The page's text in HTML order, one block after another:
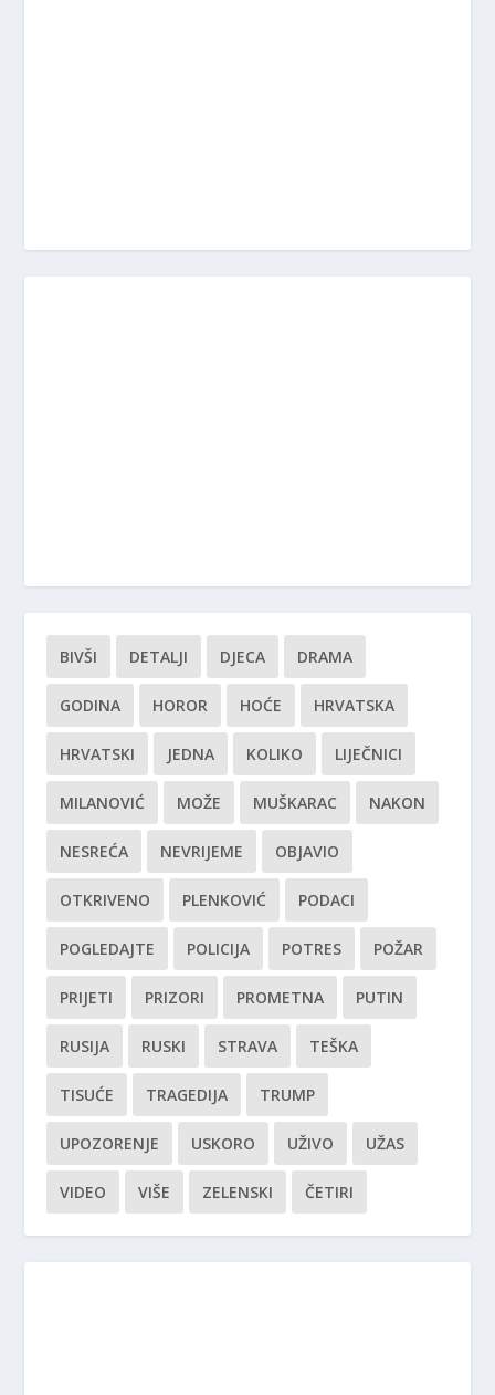
BIVŠI DETALJI DJECA DRAMA
GODINA HOROR HOĆE HRVATSKA
HRVATSKI JEDNA KOLIKO LIJEČNICI
MILANOVIĆ MOŽE MUŠKARAC NAKON
NESREĆA NEVRIJEME OBJAVIO
OTKRIVENO PLENKOVIĆ PODACI
POGLEDAJTE POLICIJA POTRES POŽAR
PRIJETI PRIZORI PROMETNA PUTIN
RUSIJA RUSKI STRAVA TEŠKA
TISUĆE TRAGEDIJA TRUMP
UPOZORENJE USKORO UŽIVO UŽAS
VIDEO VIŠE ZELENSKI ČETIRI